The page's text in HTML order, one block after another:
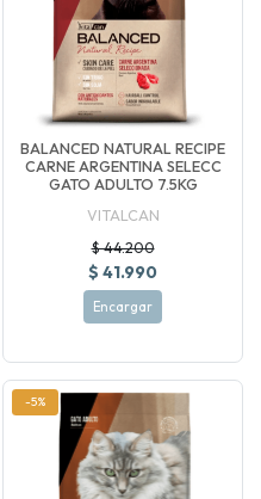
BALANCED NATURAL RECIPE
CARNE ARGENTINA SELECC
GATO ADULTO 7.5KG
VITALCAN
$ 44.200
$ 41.990
Encargar
-5%